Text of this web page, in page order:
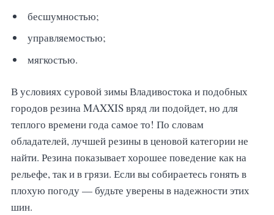
бесшумностью;
управляемостью;
мягкостью.
В условиях суровой зимы Владивостока и подобных
городов резина MAXXIS вряд ли подойдет, но для
теплого времени года самое то! По словам
обладателей, лучшей резины в ценовой категории не
найти. Резина показывает хорошее поведение как на
рельефе, так и в грязи. Если вы собираетесь гонять в
плохую погоду — будьте уверены в надежности этих
шин.